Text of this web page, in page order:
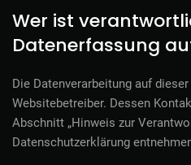
Wer ist
Datenerfassung
Die Datenverarbeitung auf
Websitebetreiber. Dessen
Abschnitt „Hinweis zur
Datenschutzerklärung